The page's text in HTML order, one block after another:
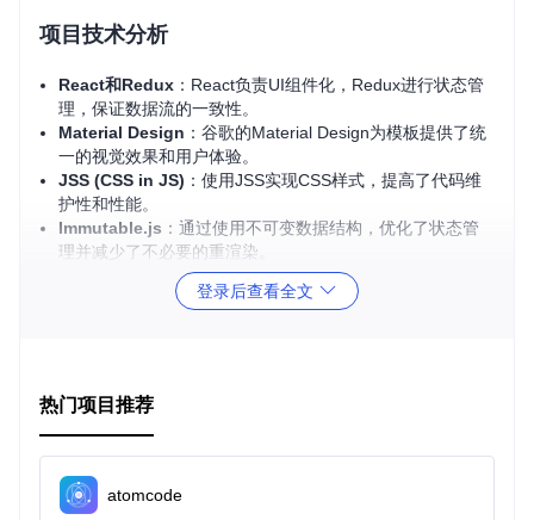
项目技术分析
React和Redux ：React负责UI组件化，Redux进行状态管
理，保证数据流的一致性。
Material Design ：谷歌的Material Design为模板提供了统
一的视觉效果和用户体验。
JSS (CSS in JS) ：使用JSS实现CSS样式，提高了代码维
护性和性能。
Immutable.js ：通过使用不可变数据结构，优化了状态管
理并减少了不必要的重渲染。
Server Side Rendering (SSR)：提高SEO和页面加载速
应用场景
应用程序，如数据分析平台、电商平台管理后台、内容管理系
统等，能帮助你快速搭建出专业且直观的操作界面。
登录后查看全文
热门项目推荐
atomcode